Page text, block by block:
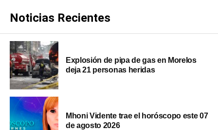
Noticias Recientes
Explosión de pipa de gas en Morelos
deja 21 personas heridas
Mhoni Vidente trae el horóscopo este 07
de agosto 2026